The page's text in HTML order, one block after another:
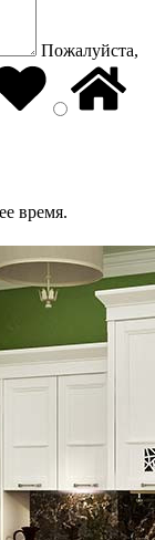
Пожалуйста,
время.